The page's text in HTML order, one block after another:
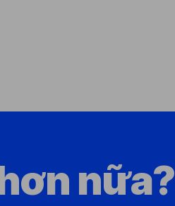
nữa?